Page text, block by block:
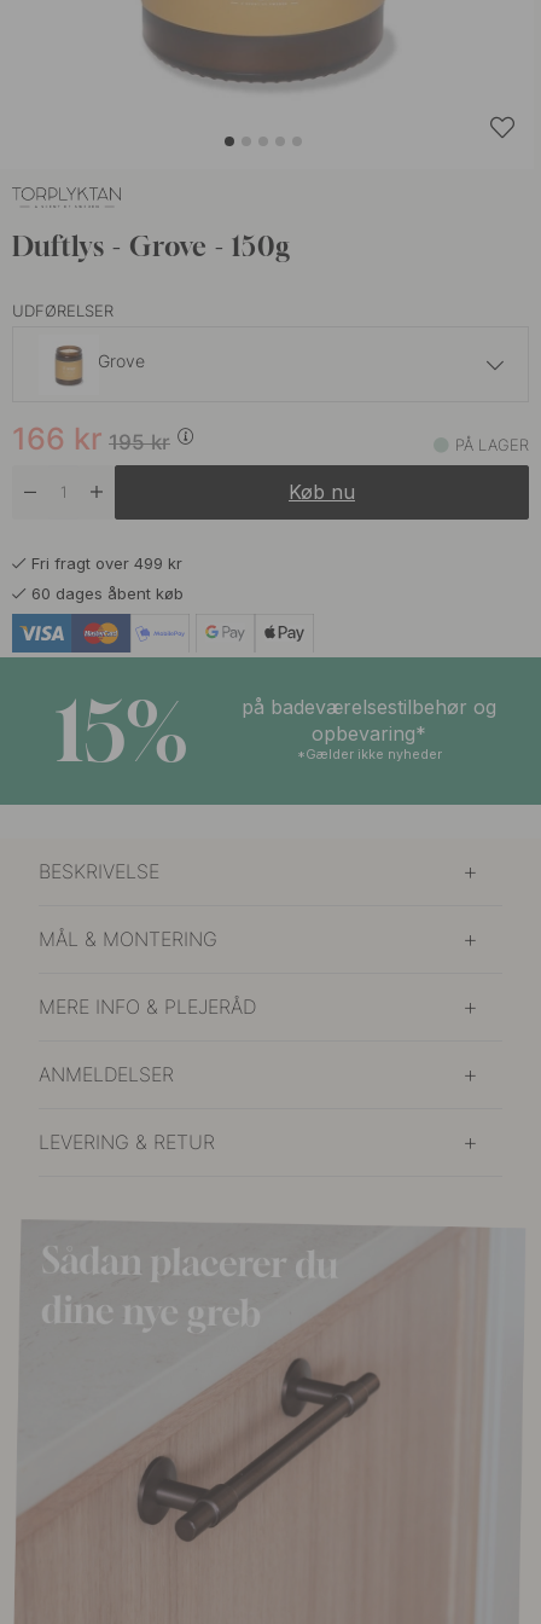
Duftlys - Grove - 150g
UDFØRELSER
Grove
Alpine Tundra På lager
På lager
Light of Early Dawn
Northern Lights 166 kr 195 kr
Pine Forest 166 kr
Resin 166 kr 195 kr
195 kr
195kr
166 kr PÅ LAGER
Køb nu
Fri fragt over 499 kr
60 dages åbent køb
15%
på badeværelsestilbehør og
opbevaring*
*Gælder ikke nyheder
BESKRIVELSE
MÅL & MONTERING
MERE INFO & PLEJERÅD
ANMELDELSER
LEVERING & RETUR